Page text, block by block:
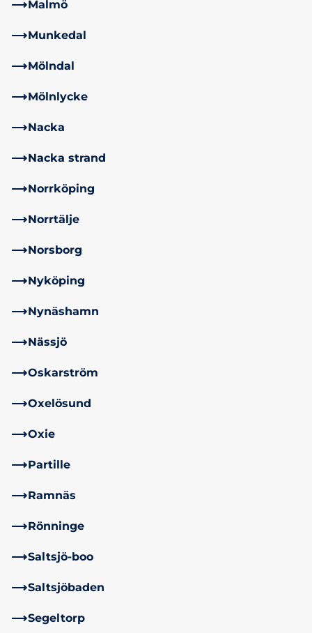
Malmö
Munkedal
Mölndal
Mölnlycke
Nacka
Nacka strand
Norrköping
Norrtälje
Norsborg
Nyköping
Nynäshamn
Nässjö
Oskarström
Oxelösund
Oxie
Partille
Ramnäs
Rönninge
Saltsjö-boo
Saltsjöbaden
Segeltorp